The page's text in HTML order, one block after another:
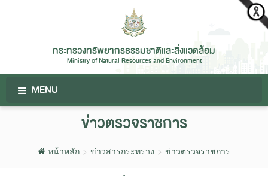
กระทรวงทรัพยากรธรรมชาติและสิ่งแวดล้อม
Ministry of Natural Resources and Environment
MENU
ข่าวตรวจราชการ
หน้าหลัก ข่าวสารกระทรวง ข่าวตรวจราชการ